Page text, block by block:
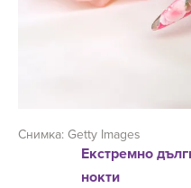
Снимка: Getty Images
Екстремно
нокти